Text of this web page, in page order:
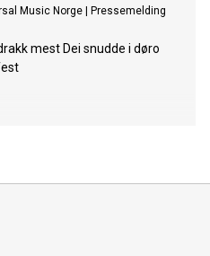
Music Norge Pressemelding
mest Dei snudde i døro